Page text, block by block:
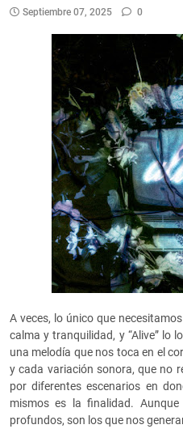
Septiembre 07, 2025 0
A veces, lo único que
calma y tranquilidad, y “Alive” lo
una melodía que nos toca en el
y cada variación sonora, que no
por diferentes escenarios en
mismos es la finalidad.
profundos, son los que nos